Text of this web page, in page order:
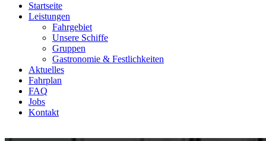
Startseite
Leistungen
Fahrgebiet
Unsere Schiffe
Gruppen
Gastronomie & Festlichkeiten
Aktuelles
Fahrplan
FAQ
Jobs
Kontakt